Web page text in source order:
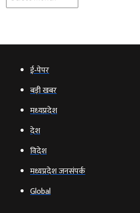
ई‑पेपर
बड़ी खबर
मध्‍यप्रदेश
देश
विदेश
मध्यप्रदेश जनसंपर्क
Global